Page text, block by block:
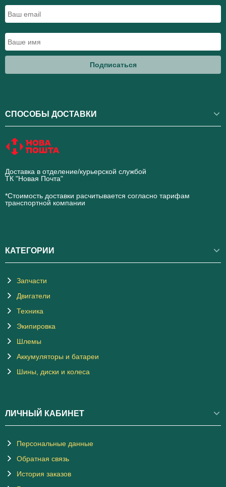
Подписаться
СПОСОБЫ ДОСТАВКИ
Доставка в отделение/курьерской службой
ТК "Новая Почта"
*Стоимость доставки расчитывается согласно тарифам
транспортной компании
КАТЕГОРИИ
Запчасти
Двигатели
Техника
Экипировка
Шлемы
Аккумуляторы и батареи
Шины, диски и колеса
ЛИЧНЫЙ КАБИНЕТ
Персональные данные
Обратная связь
История заказов